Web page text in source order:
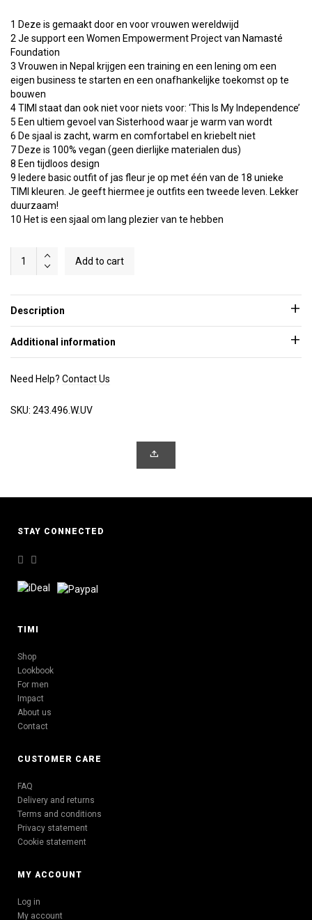
1 Deze is gemaakt door en voor vrouwen wereldwijd
2 Je support een Women Empowerment Project van Namasté
Foundation
3 Vrouwen in Nepal krijgen een training en een lening om een
eigen business te starten en een onafhankelijke toekomst op te
bouwen
4 TIMI staat dan ook niet voor niets voor: ‘This Is My Independence’
5 Een ultiem gevoel van Sisterhood waar je warm van wordt
6 De sjaal is zacht, warm en comfortabel en kriebelt niet
7 Deze is 100% vegan (geen dierlijke materialen dus)
8 Een tijdloos design
9 Iedere basic outfit of jas fleur je op met één van de 18 unieke
TIMI kleuren. Je geeft hiermee je outfits een tweede leven. Lekker
duurzaam!
10 Het is een sjaal om lang plezier van te hebben
Violet
Add to cart
Description
Additional information
Need Help? Contact Us
SKU: 243.496.W.UV
STAY CONNECTED
TIMI
Shop
Lookbook
For men
Impact
About us
Contact
CUSTOMER CARE
FAQ
Delivery and returns
Terms and conditions
Privacy statement
Cookie statement
MY ACCOUNT
Log in
My account